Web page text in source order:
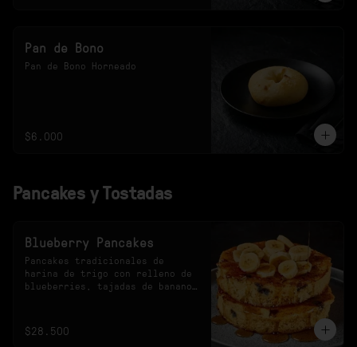
Pan de Bono
Pan de Bono Horneado
$6.000
Pancakes y Tostadas
Blueberry Pancakes
Pancakes tradicionales de
harina de trigo con relleno de
blueberries, tajadas de banano
$28.500